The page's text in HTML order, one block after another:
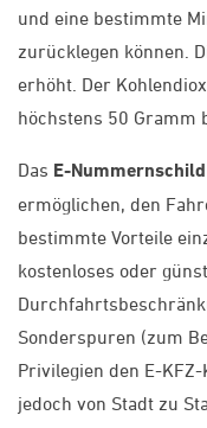
und eine bestimmte
zurücklegen können.
erhöht. Der
höchstens 50 Gramm
Das E-Nummernschild
ermöglichen, den
bestimmte Vorteile
kostenloses oder
Sonderspuren (zum
Privilegien den E-
jedoch von Stadt zu